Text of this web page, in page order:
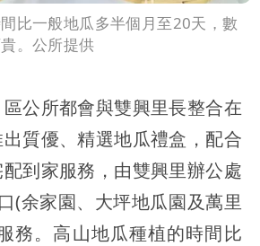
比一般地瓜多半個月至20天，數
。公所提供
公所都會與雙興里長整合在
質優、精選地瓜禮盒，配合
到家服務，由雙興里辦公處
(余家園、大坪地瓜園及萬里
務。高山地瓜種植的時間比